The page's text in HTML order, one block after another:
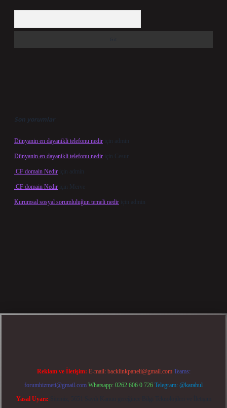
Son yorumlar
Dünyanin en dayanikli telefonu nedir için admin
Dünyanin en dayanikli telefonu nedir için Cesur
.CF domain Nedir için admin
.CF domain Nedir için Merve
Kurumsal sosyal sorumluluğun temeli nedir için admin
girişbetexper bahis
Reklam ve İletişim: E-mail: backlinkpaneli@gmail.com Teams:
forumhizmeti@gmail.com Whatsapp: 0262 606 0 726 Telegram: @karabul
Yasal Uyarı: